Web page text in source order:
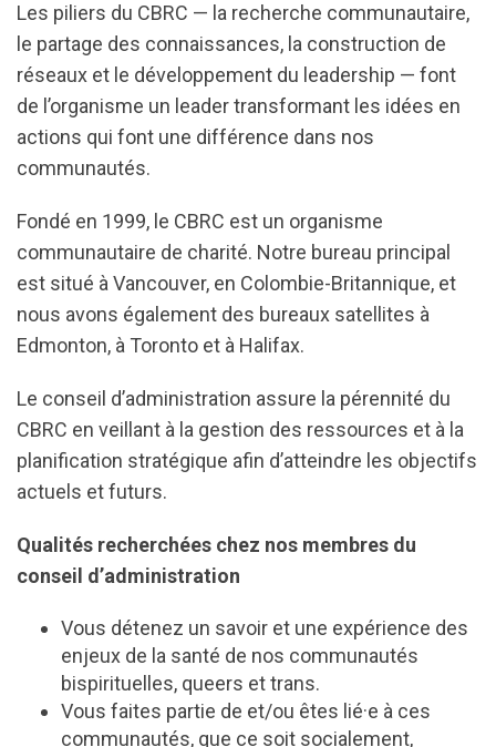
Les piliers du CBRC — la recherche communautaire,
le partage des connaissances, la construction de
réseaux et le développement du leadership — font
de l’organisme un leader transformant les idées en
actions qui font une différence dans nos
communautés.
Fondé en 1999, le CBRC est un organisme
communautaire de charité. Notre bureau principal
est situé à Vancouver, en Colombie-Britannique, et
nous avons également des bureaux satellites à
Edmonton, à Toronto et à Halifax.
Le conseil d’administration assure la pérennité du
CBRC en veillant à la gestion des ressources et à la
planification stratégique afin d’atteindre les objectifs
actuels et futurs.
Qualités recherchées chez nos membres du
conseil d’administration
Vous détenez un savoir et une expérience des
enjeux de la santé de nos communautés
bispirituelles, queers et trans.
Vous faites partie de et/ou êtes lié·e à ces
communautés, que ce soit socialement,